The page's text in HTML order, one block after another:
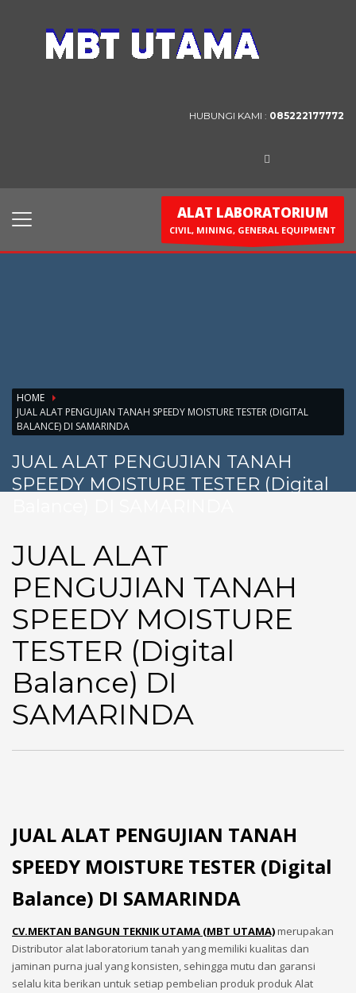
Contact Us
HUBUNGI KAMI : 085222177772
ALAT LABORATORIUM
CIVIL, MINING, GENERAL EQUIPMENT
HOME
JUAL ALAT PENGUJIAN TANAH SPEEDY MOISTURE TESTER (DIGITAL
BALANCE) DI SAMARINDA
JUAL ALAT PENGUJIAN TANAH
SPEEDY MOISTURE TESTER (Digital
JUAL ALAT
PENGUJIAN TANAH
SPEEDY MOISTURE
TESTER (Digital
Balance) DI
SAMARINDA
JUAL ALAT PENGUJIAN TANAH
SPEEDY MOISTURE TESTER (Digital
Balance) DI SAMARINDA
CV.MEKTAN BANGUN TEKNIK UTAMA (MBT UTAMA)merupakan
Distributor alat laboratorium tanah yang memiliki kualitas dan
jaminan purna jual yang konsisten, sehingga mutu dan garansi
selalu kita berikan untuk setiap pembelian produk produk Alat